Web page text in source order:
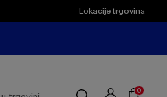
Lokacije trgovina
Suggested
Traži
0